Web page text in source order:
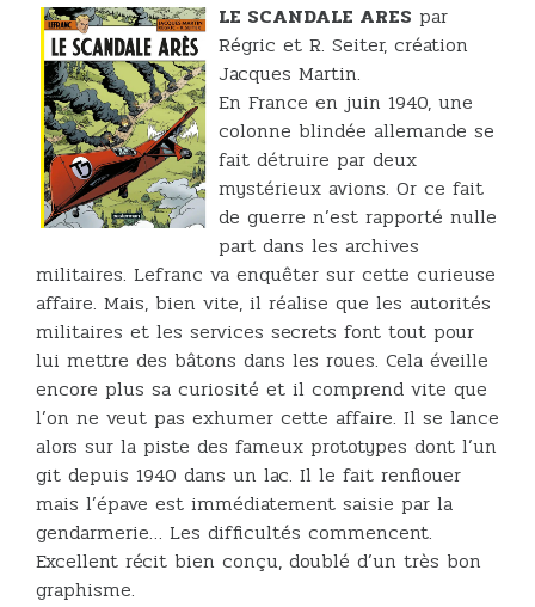
LE SCANDALE ARES par
Régric et R. Seiter, création
Jacques Martin.
En France en juin 1940, une
colonne blindée allemande se
fait détruire par deux
mystérieux avions. Or ce fait
de guerre n’est rapporté nulle
part dans les archives
militaires. Lefranc va enquêter sur cette curieuse
affaire. Mais, bien vite, il réalise que les autorités
militaires et les services secrets font tout pour
lui mettre des bâtons dans les roues. Cela éveille
encore plus sa curiosité et il comprend vite que
l’on ne veut pas exhumer cette affaire. Il se lance
alors sur la piste des fameux prototypes dont l’un
git depuis 1940 dans un lac. Il le fait renflouer
mais l’épave est immédiatement saisie par la
gendarmerie… Les difficultés commencent.
Excellent récit bien conçu, doublé d’un très bon
graphisme.